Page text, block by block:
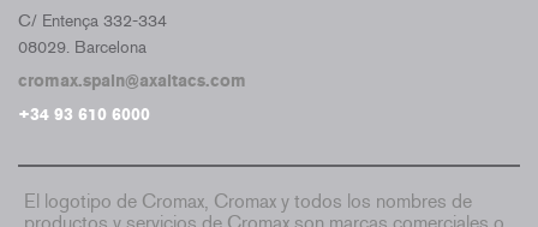
C/ Entença 332-334
08029. Barcelona
cromax.spain@axaltacs.com
+34 93 610 6000
El logotipo de Cromax, Cromax y todos los nombres de